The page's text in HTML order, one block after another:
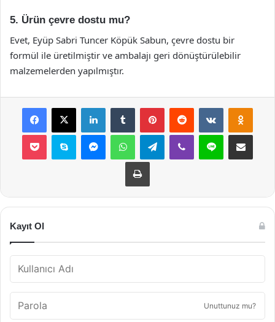
5. Ürün çevre dostu mu?
Evet, Eyüp Sabri Tuncer Köpük Sabun, çevre dostu bir
formül ile üretilmiştir ve ambalajı geri dönüştürülebilir
malzemelerden yapılmıştır.
Facebook
X LinkedInTumblr PinterestReddit VKontakte
Pocket Skype MessengerWhatsAppTelegramViber Line E-Posta ile
Yazdır
Kayıt Ol
Unuttunuz mu?